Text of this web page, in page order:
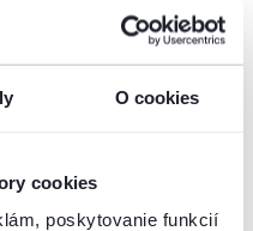
O cookies
cookies
poskytovanie funkcií
informácie?